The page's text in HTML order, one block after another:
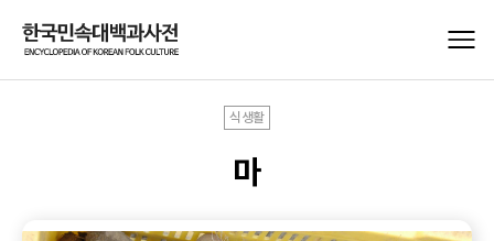
식생활
마